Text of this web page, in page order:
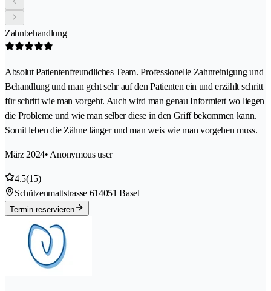
Zahnbehandlung
Absolut Patientenfreundliches Team. Professionelle Zahnreinigung und
Behandlung und man geht sehr auf den Patienten ein und erzählt schritt
für schritt wie man vorgeht. Auch wird man genau Informiert wo liegen
die Probleme und wie man selber diese in den Griff bekommen kann.
Somit leben die Zähne länger und man weis wie man vorgehen muss.
März 2024• Anonymous user
4.5(15)
Schützenmattstrasse 614051 Basel
Termin reservieren